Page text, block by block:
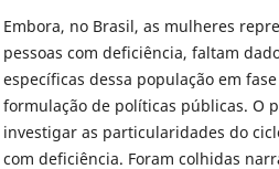
Embora, no Brasil, as mulheres
pessoas com deficiência, faltam
específicas dessa população em
formulação de políticas públicas. O
investigar as particularidades do
com deficiência. Foram colhidas